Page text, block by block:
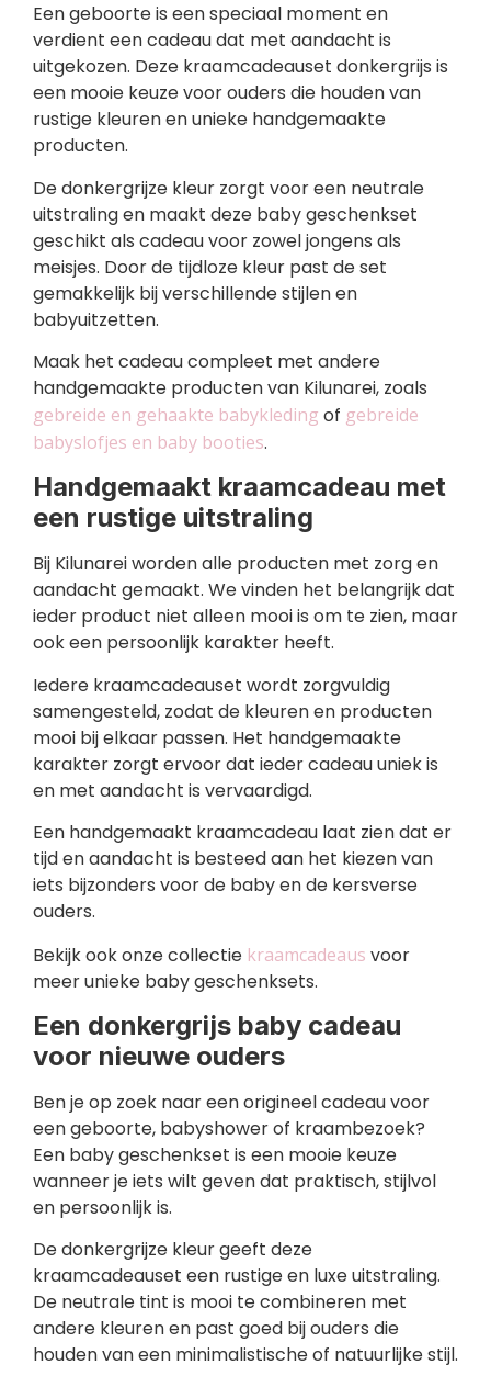
Een geboorte is een speciaal moment en
verdient een cadeau dat met aandacht is
uitgekozen. Deze kraamcadeauset donkergrijs is
een mooie keuze voor ouders die houden van
rustige kleuren en unieke handgemaakte
producten.
De donkergrijze kleur zorgt voor een neutrale
uitstraling en maakt deze baby geschenkset
geschikt als cadeau voor zowel jongens als
meisjes. Door de tijdloze kleur past de set
gemakkelijk bij verschillende stijlen en
babyuitzetten.
Maak het cadeau compleet met andere
handgemaakte producten van Kilunarei, zoals
gebreide en gehaakte babykleding of gebreide
babyslofjes en baby booties.
Handgemaakt kraamcadeau met
een rustige uitstraling
Bij Kilunarei worden alle producten met zorg en
aandacht gemaakt. We vinden het belangrijk dat
ieder product niet alleen mooi is om te zien, maar
ook een persoonlijk karakter heeft.
Iedere kraamcadeauset wordt zorgvuldig
samengesteld, zodat de kleuren en producten
mooi bij elkaar passen. Het handgemaakte
karakter zorgt ervoor dat ieder cadeau uniek is
en met aandacht is vervaardigd.
Een handgemaakt kraamcadeau laat zien dat er
tijd en aandacht is besteed aan het kiezen van
iets bijzonders voor de baby en de kersverse
ouders.
Bekijk ook onze collectie kraamcadeaus voor
meer unieke baby geschenksets.
Een donkergrijs baby cadeau
voor nieuwe ouders
Ben je op zoek naar een origineel cadeau voor
een geboorte, babyshower of kraambezoek?
Een baby geschenkset is een mooie keuze
wanneer je iets wilt geven dat praktisch, stijlvol
en persoonlijk is.
De donkergrijze kleur geeft deze
kraamcadeauset een rustige en luxe uitstraling.
De neutrale tint is mooi te combineren met
andere kleuren en past goed bij ouders die
houden van een minimalistische of natuurlijke stijl.